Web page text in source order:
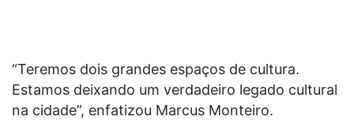
“Teremos dois grandes espaços de cultura.
Estamos deixando um verdadeiro legado cultural
na cidade”, enfatizou Marcus Monteiro.